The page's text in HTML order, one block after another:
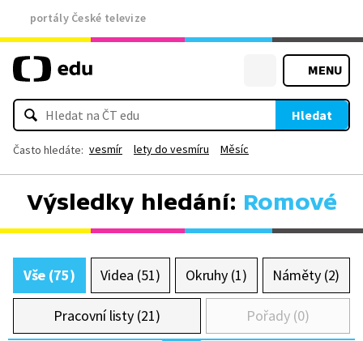
portály České televize
MENU
Hledat
Často hledáte: vesmír lety do vesmíru Měsíc
Výsledky hledání: Romové
Vše (75) Videa (51) Okruhy (1) Náměty (2)
Pracovní listy (21) Pořady (0)